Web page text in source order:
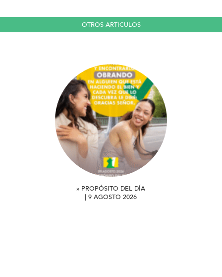
OTROS ARTICULOS
» PROPÓSITO DEL DÍA
| 9 AGOSTO 2026